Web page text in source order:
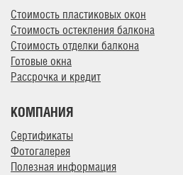
Стоимость пластиковых окон
Стоимость остекления балкона
Стоимость отделки балкона
Готовые окна
Рассрочка и кредит
КОМПАНИЯ
Сертификаты
Фотогалерея
Полезная информация